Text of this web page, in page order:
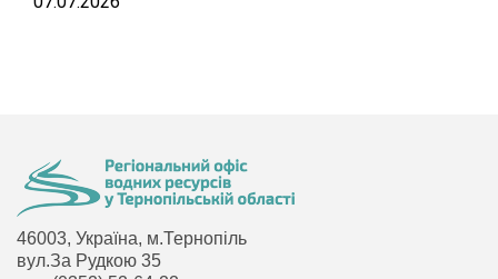
46003, Україна, м.Тернопіль
вул.За Рудкою 35